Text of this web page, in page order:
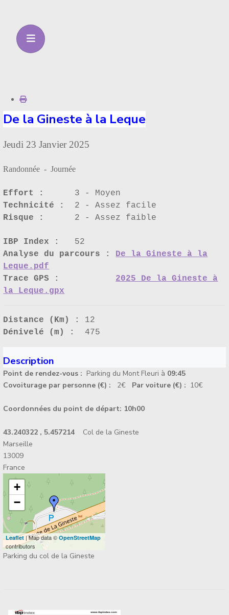
De la Gineste à la Leque
Jeudi 23 Janvier 2025
Randonnée - Journée
Effort :
3 - Moyen
Technicité : 2 - Assez facile
Risque :
2 - Assez faible
IBP Index : 52
Analyse du parcours :
De la Gineste à la
Leque.pdf
Trace GPS : 2025 De la Gineste à
la Leque.gpx
Distance (Km) : 12
Dénivelé (m) :475
Description
Point de rendez-vous : Parking du Mont Fleuri à 09:45
Covoiturage par personne (€) : 2€ Par voiture (€) : 10€
Coordonnées du point de départ: 10h00
43.240322 , 5.457214 Col de la Gineste
Marseille
13009
France
+
−
Leaflet | Map data ©OpenStreetMap
contributors
Parking du col de la Gineste